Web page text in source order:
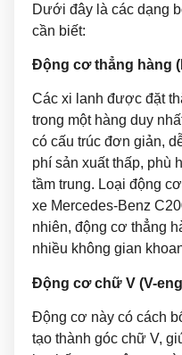
Dưới đây là các dạng
cần biết:
Động cơ thẳng hàng
Các xi lanh được đặt
trong một hàng duy
có cấu trúc đơn giản,
phí sản xuất thấp, phù
tầm trung. Loại động
xe Mercedes-Benz
nhiên, động cơ thẳng
nhiều không gian
Động cơ chữ V (V-
Động cơ này có cách
tạo thành góc chữ V,